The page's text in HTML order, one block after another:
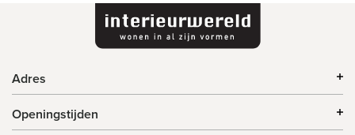
Adres
Openingstijden